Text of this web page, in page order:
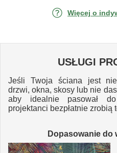
Więcej o
USŁUGI
Jeśli Twoja ściana jest
drzwi, okna, skosy lub nie
aby idealnie pasował
projektanci bezpłatnie
Dopasowanie do